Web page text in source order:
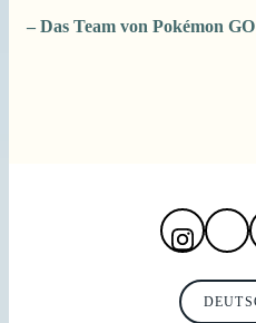
– Das Team von Pokémon GO